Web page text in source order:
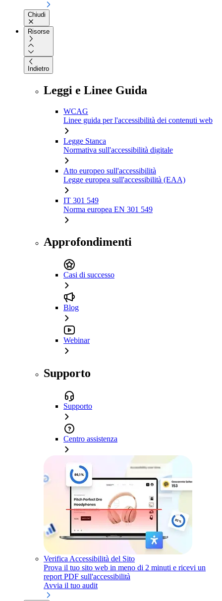
Chiudi
Risorse
Indietro
Leggi e Linee Guida
WCAG
Linee guida per l'accessibilità dei contenuti web
Legge Stanca
Normativa sull'accessibilità digitale
Atto europeo sull'accessibilità
Legge europea sull'accessibilità (EAA)
IT 301 549
Norma europea EN 301 549
Approfondimenti
Casi di successo
Blog
Webinar
Supporto
Supporto
Centro assistenza
Verifica Accessibilità del Sito
Prova il tuo sito web in meno di 2 minuti e ricevi un
report PDF sull'accessibilità
Avvia il tuo audit